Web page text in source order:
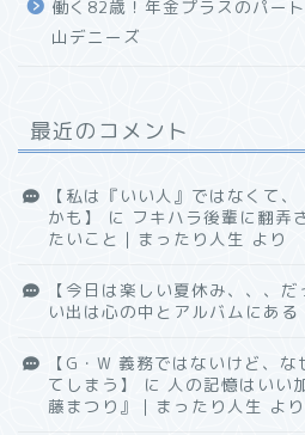
働く82歳！年金プラスのパー
山デニーズ
最近のコメント
【私は『いい人』ではなくて
かも】
に フキハラ後輩に翻弄
たいこと｜まったり人生 より
【今日は楽しい夏休み、、、だ
い出は心の中とアルバムにある
【G・W 義務ではないけど、
てしまう】
に 人の記憶はいい
藤まつり』｜まったり人生 より